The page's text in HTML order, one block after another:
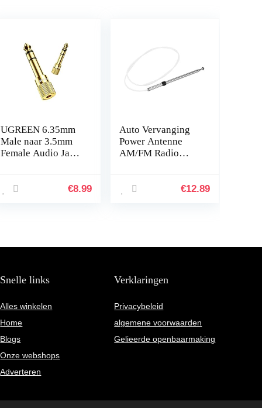
UGREEN 6.35mm
Male naar 3.5mm
Female Audio Jack
€8.99
Auto Vervanging
Power Antenne
AM/FM Radio
Celica MR2
€12.89
Snelle links
Alles winkelen
Home
Blogs
Onze webshops
Adverteren
Verklaringen
Privacybeleid
algemene voorwaarden
Gelieerde openbaarmaking